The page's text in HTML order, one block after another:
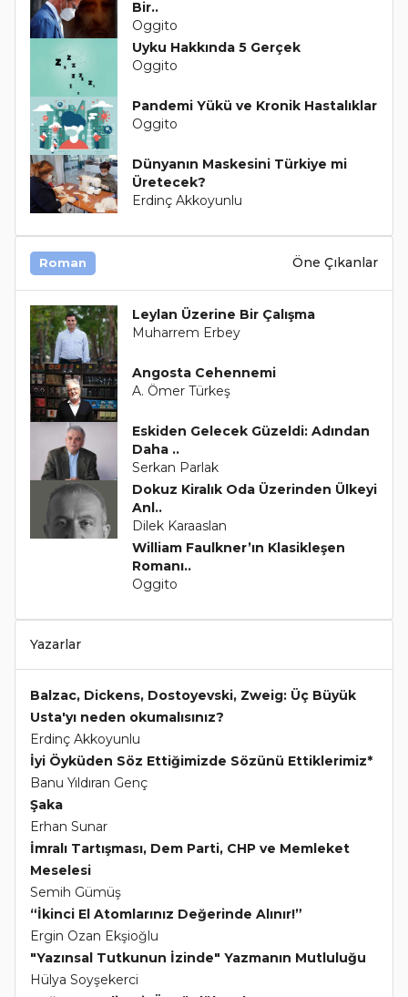
Bir..
Oggito
Uyku Hakkında 5 Gerçek
Oggito
Pandemi Yükü ve Kronik Hastalıklar
Oggito
Dünyanın Maskesini Türkiye mi
Üretecek?
Erdinç Akkoyunlu
Roman Öne Çıkanlar
Leylan Üzerine Bir Çalışma
Muharrem Erbey
Angosta Cehennemi
A. Ömer Türkeş
Eskiden Gelecek Güzeldi: Adından
Daha ..
Serkan Parlak
Dokuz Kiralık Oda Üzerinden Ülkeyi
Anl..
Dilek Karaaslan
William Faulkner’ın Klasikleşen
Romanı..
Oggito
Yazarlar
Balzac, Dickens, Dostoyevski, Zweig: Üç Büyük
Usta'yı neden okumalısınız?
Erdinç Akkoyunlu
İyi Öyküden Söz Ettiğimizde Sözünü Ettiklerimiz*
Banu Yıldıran Genç
Şaka
Erhan Sunar
İmralı Tartışması, Dem Parti, CHP ve Memleket
Meselesi
Semih Gümüş
“İkinci El Atomlarınız Değerinde Alınır!”
Ergin Ozan Ekşioğlu
"Yazınsal Tutkunun İzinde" Yazmanın Mutluluğu
Hülya Soyşekerci